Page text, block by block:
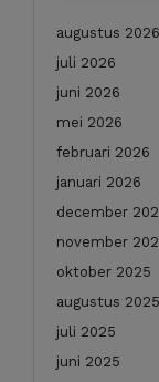
augustus 2026
juli 2026
juni 2026
mei 2026
februari 2026
januari 2026
december
november
oktober 2025
augustus 2025
juli 2025
juni 2025